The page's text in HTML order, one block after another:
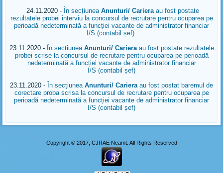
24.11.2020 - În secțiunea Anunturi/ Carieraau fost postate
rezultatele probei interviu la concursul de recrutare pentru ocuparea pe
perioadă nedeterminată a funcției vacante de administrator financiar
I/S (contabil șef)
23.11.2020 - În secțiunea Anunturi/ Carieraau fost postate rezultatele
probei scrise la concursul de recrutare pentru ocuparea pe perioadă
nedeterminată a funcției vacante de administrator financiar
I/S (contabil șef)
23.11.2020 - În secțiunea Anunturi/ Cariera au fost postat baremul de
corectare proba scrisa la concursul de recrutare pentru ocuparea pe
perioadă nedeterminată a funcției vacante de administrator financiar
I/S (contabil șef)
Copyright © 2017, CJRAE Neamt. All Rights Reserved